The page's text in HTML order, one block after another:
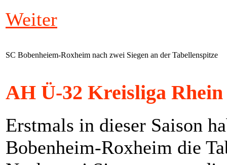
Weiter
SC Bobenheiem-Roxheim nach zwei Siegen an der Tabellenspitze
AH Ü-32 Kreisliga Rhein
Erstmals in dieser Saison
Bobenheim-Roxheim die